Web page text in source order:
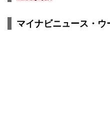
マイナビニュース・ウ